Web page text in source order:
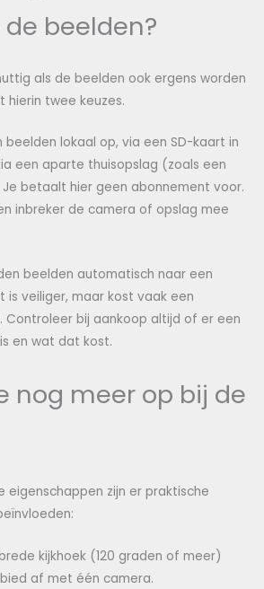
beelden?
als de beelden ook ergens worden
hierin twee keuzes.
beelden lokaal op, via een SD-kaart in
een aparte thuisopslag (zoals een
Je betaalt hier geen abonnement voor.
inbreker de camera of opslag mee
beelden automatisch naar een
is veiliger, maar kost vaak een
Controleer bij aankoop altijd of er een
en wat dat kost.
nog meer op bij de
eigenschappen zijn er praktische
kijkhoek (120 graden of meer)
af met één camera.